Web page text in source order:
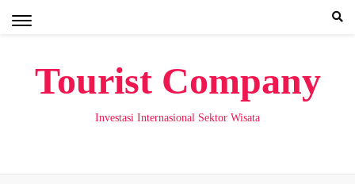
Tourist Company
Investasi Internasional Sektor Wisata